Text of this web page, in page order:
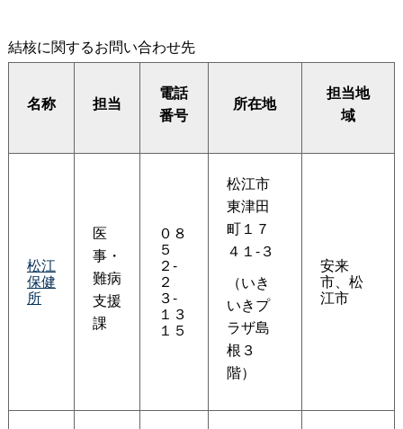
結核に関するお問い合わせ先
名称 担当
電話
番号
所在地
担当地
域
松江
保健
所
医
事・
難病
支援
課
０８
５
２-
２
３-
１３
１５
松江市
東津田
町１７
４１-３
（いき
いきプ
ラザ島
根３
階）
安来
市、松
江市